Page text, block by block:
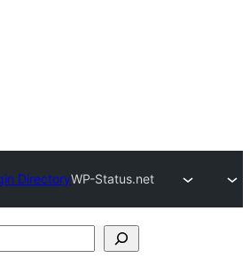
DirectoryWP-Status.net